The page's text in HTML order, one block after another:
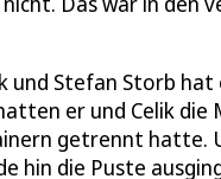
und Stefan Storb
er und Celik
getrennt hatte.
hin die Puste